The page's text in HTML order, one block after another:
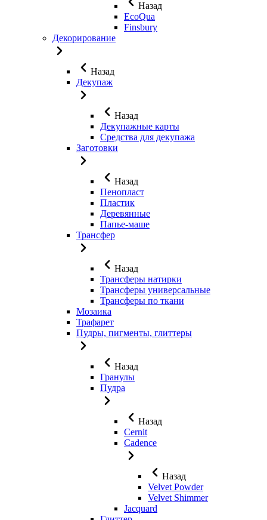
Назад
EcoQua
Finsbury
Декорирование
Назад
Декупаж
Назад
Декупажные карты
Средства для декупажа
Заготовки
Назад
Пенопласт
Пластик
Деревянные
Папье-маше
Трансфер
Назад
Трансферы натирки
Трансферы универсальные
Трансферы по ткани
Мозаика
Трафарет
Пудры, пигменты, глиттеры
Назад
Гранулы
Пудра
Назад
Cernit
Cadence
Назад
Velvet Powder
Velvet Shimmer
Jaсquard